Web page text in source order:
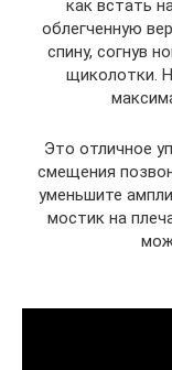
как встать
облегченную
спину, согнув
щиколотки.
Это отличное
смещения
уменьшите
мостик на